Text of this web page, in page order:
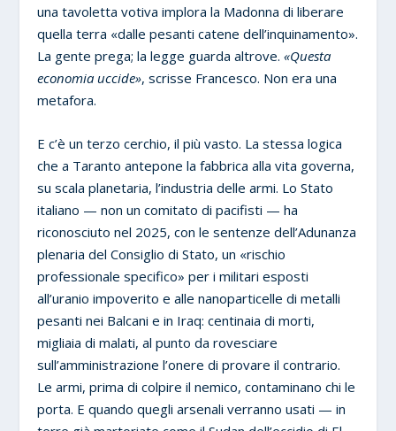
una tavoletta votiva implora la Madonna di liberare
quella terra «dalle pesanti catene dell’inquinamento».
La gente prega; la legge guarda altrove.«Questa
economia uccide», scrisse Francesco. Non era una
metafora.
E c’è un terzo cerchio, il più vasto. La stessa logica
che a Taranto antepone la fabbrica alla vita governa,
su scala planetaria, l’industria delle armi. Lo Stato
italiano — non un comitato di pacifisti — ha
riconosciuto nel 2025, con le sentenze dell’Adunanza
plenaria del Consiglio di Stato, un «rischio
professionale specifico» per i militari esposti
all’uranio impoverito e alle nanoparticelle di metalli
pesanti nei Balcani e in Iraq: centinaia di morti,
migliaia di malati, al punto da rovesciare
sull’amministrazione l’onere di provare il contrario.
Le armi, prima di colpire il nemico, contaminano chi le
porta. E quando quegli arsenali verranno usati — in